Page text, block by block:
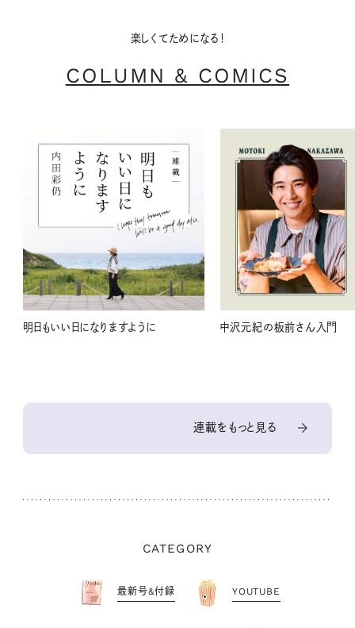
楽しくてためになる！
COLUMN & COMICS
明日もいい日になりますように 中沢元紀の板前さん入門
連載をもっと見る
CATEGORY
最新号&付録 YOUTUBE